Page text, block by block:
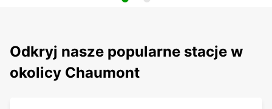
Odkryj nasze popularne stacje w
okolicy Chaumont